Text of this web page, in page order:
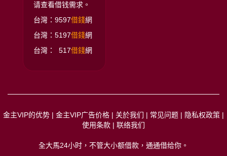
请查看借钱需求。
台灣：9597借錢網
台灣：5197借錢網
台灣： 517借錢網
金主VIP的优势 | 金主VIP广告价格 | 关於我们 | 常见问题 | 隐私权政策 |
使用条款 | 联络我们
全大馬24小时，不管大小额借款，通通借给你 。